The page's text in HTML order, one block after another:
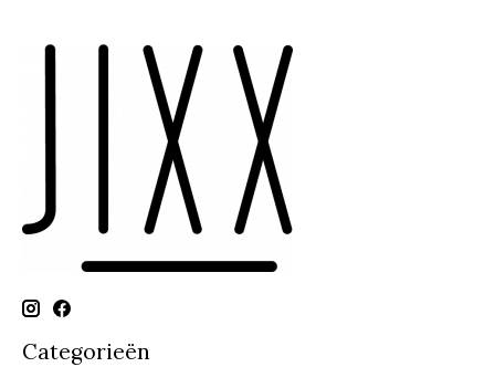
Categorieën